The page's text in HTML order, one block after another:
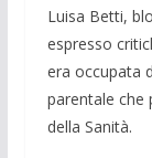
Luisa Betti,
espresso
era occupata
parentale che
della Sanità.